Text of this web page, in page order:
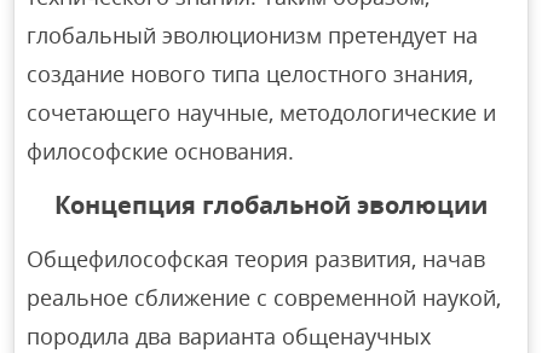
глобальный эволюционизм претендует на
создание нового типа целостного знания,
сочетающего научные, методологические и
философские основания.
Концепция глобальной эволюции
Общефилософская теория развития, начав
реальное сближение с современной наукой,
породила два варианта общенаучных